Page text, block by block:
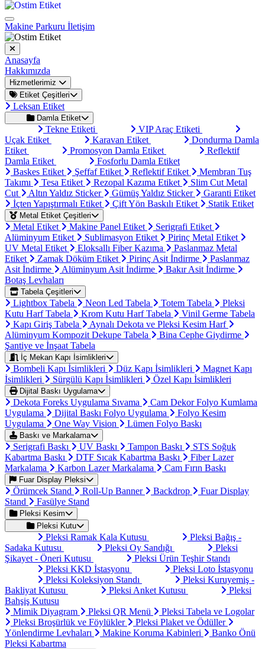
Makine Parkuru İletişim
Anasayfa
Hakkımızda
Hizmetlerimiz
Etiket Çeşitleri
Leksan Etiket
Damla Etiket
Tekne Etiketi
VIP Araç Etiketi
Uçak Etiket
Karavan Etiket
Dondurma Damla
Etiket
Promosyon Damla Etiket
Reflektif
Damla Etiket
Fosforlu Damla Etiket
Baskes Etiket
Şeffaf Etiket Reflektif Etiket
Membran Tuş
Takımı
Tesa Etiket Rezopal Kazıma Etiket
Slim Cut Metal
Cut
Altın Yaldız Sticker Gümüş Yaldız Sticker
Garanti Etiket
İçten Yapıştırmalı Etiket
Çift Yön Baskılı Etiket Statik Etiket
Metal Etiket Çeşitleri
Metal Etiket Makine Panel Etiket
Serigrafi Etiket
Alüminyum Etiket
Sublimasyon Etiket
Pirinç Metal Etiket
UV Metal Etiket
Eloksallı Fiber Kazıma
Paslanmaz Metal
Etiket
Zamak Döküm Etiket Pirinç Asit İndirme
Paslanmaz
Asit İndirme
Alüminyum Asit İndirme
Bakır Asit İndirme
Botaş Levhaları
Tabela Çeşitleri
Lightbox Tabela Neon Led Tabela Totem Tabela
Pleksi
Kutu Harf Tabela
Krom Kutu Harf Tabela
Vinil Germe Tabela
Kapı Giriş Tabela
Aynalı Dekota ve Pleksi Kesim Harf
Alüminyum Kompozit Dekupe Tabela
Bina Cephe Giydirme
Şantiye ve İnşaat Tabela
İç Mekan Kapı İsimlikleri
Bombeli Kapı İsimlikleri Düz Kapı İsimlikleri
Magnet Kapı
İsimlikleri
Sürgülü Kapı İsimlikleri Özel Kapı İsimlikleri
Dijital Baskı Uygulama
Dekota Foreks Uygulama Sıvama
Cam Dekor Folyo Kumlama
Uygulama
Dijital Baskı Folyo Uygulama
Folyo Kesim
Uygulama
One Way Vision Lümen Folyo Baskı
Baskı ve Markalama
Serigrafi Baskı UV Baskı Tampon Baskı
STS Soğuk
Kabartma Baskı
DTF Sıcak Kabartma Baskı
Fiber Lazer
Markalama
Karbon Lazer Markalama Cam Fırın Baskı
Fuar Display Pleksi
Örümcek Stand Roll-Up Banner Backdrop
Fuar Display
Stand
Fasülye Stand
Pleksi Kesim
Pleksi Kutu
Pleksi Ramak Kala Kutusu
Pleksi Bağış -
Sadaka Kutusu
Pleksi Oy Sandığı
Pleksi
Şikayet - Öneri Kutusu
Pleksi Ürün Teşhir Standı
Pleksi KKD İstasyonu
Pleksi Loto İstasyonu
Pleksi Koleksiyon Standı
Pleksi Kuruyemiş -
Bakliyat Kutusu
Pleksi Anket Kutusu
Pleksi
Bahşiş Kutusu
Mimik Diyagram
Pleksi QR Menü
Pleksi Tabela ve Logolar
Pleksi Broşürlük ve Föylükler
Pleksi Plaket ve Ödüller
Yönlendirme Levhaları
Makine Koruma Kabinleri
Banko Önü
Pleksi Kabartma